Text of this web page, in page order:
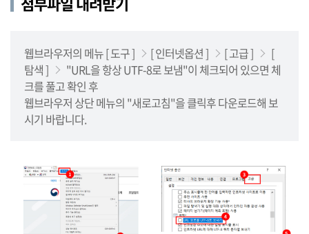
안
내
합
니
다.
웹브라우저의 메뉴 [ 도구 ] [ 인터넷옵션 ] [ 고급 ]
[
탐색 ]
"URL을 항상 UTF-8로 보냄"이 체크되어 있으면 체
크를 풀고 확인 후
웹브라우저 상단 메뉴의 "새로고침"을 클릭후 다운로드해 보
시기 바랍니다.